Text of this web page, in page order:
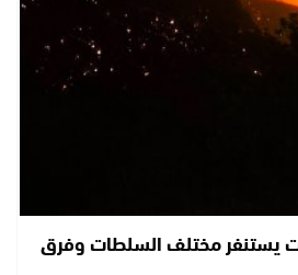
يستنفر مختلف السلطات وفرق